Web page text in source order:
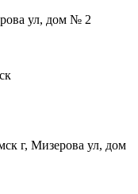
ул, дом № 2
г, Мизерова ул, дом